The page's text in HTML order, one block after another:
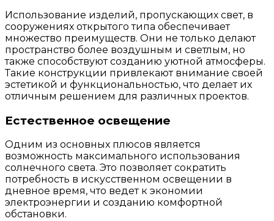
Использование изделий, пропускающих свет, в
сооружениях открытого типа обеспечивает
множество преимуществ. Они не только делают
пространство более воздушным и светлым, но
также способствуют созданию уютной атмосферы.
Такие конструкции привлекают внимание своей
эстетикой и функциональностью, что делает их
отличным решением для различных проектов.
Естественное освещение
Одним из основных плюсов является
возможность максимального использования
солнечного света. Это позволяет сократить
потребность в искусственном освещении в
дневное время, что ведет к экономии
электроэнергии и созданию комфортной
обстановки.